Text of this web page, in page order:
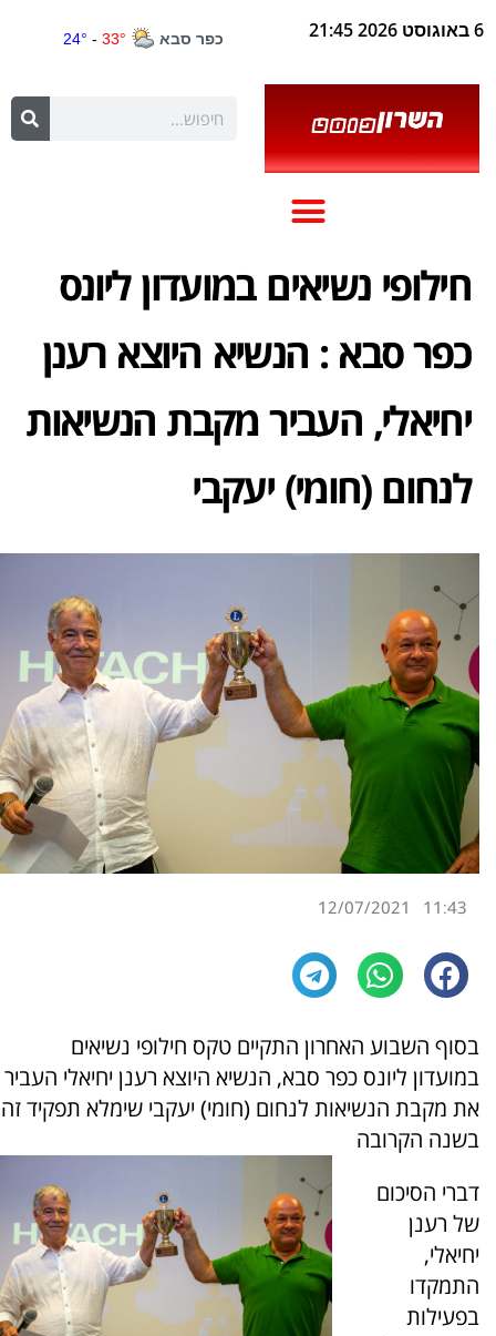
6 באוגוסט 2026 21:45
חילופי נשיאים במועדון ליונס
כפר סבא : הנשיא היוצא רענן
יחיאלי, העביר מקבת הנשיאות
לנחום (חומי) יעקבי
11:43
12/07/2021
בסוף השבוע האחרון התקיים טקס חילופי נשיאים
במועדון ליונס כפר סבא, הנשיא היוצא רענן יחיאלי העביר
את מקבת הנשיאות לנחום (חומי) יעקבי שימלא תפקיד זה
בשנה הקרובה
דברי הסיכום
של רענן
יחיאלי,
התמקדו
בפעילות